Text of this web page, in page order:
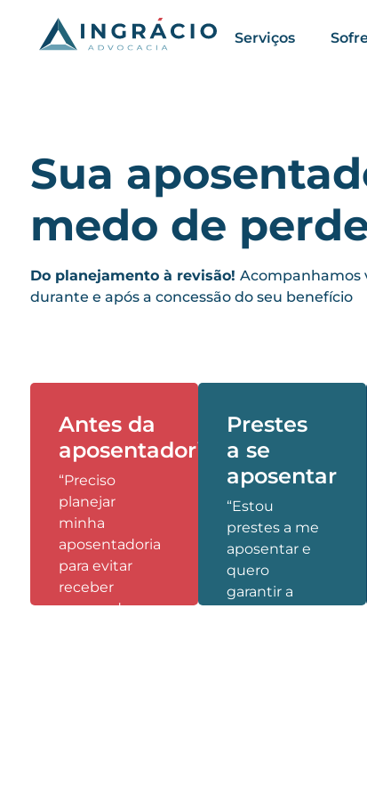
Serviços
Sua
medo de
Do planejamento à revisão! Acompanhamos
durante e após a concessão do seu benefício
Antes da
aposentadoria
“Preciso
planejar
minha
aposentadoria
para evitar
receber
menos do
Prestes
a se
aposentar
“Estou
prestes a me
aposentar e
quero
garantir a